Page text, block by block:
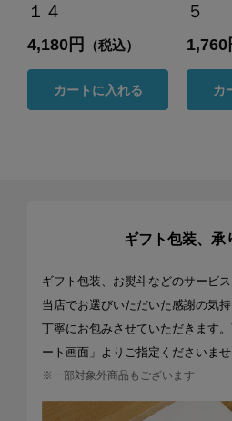
１４
4,180円 （税込）
カートに入れる
５
1,760
カ
ギフト包装、承
ギフト包装、お熨斗などのサービ
当店でお選びいただいた感謝の気
丁寧にお包みさせていただきます
ート画面」よりご指定くださいませ
※一部対象外商品もございます